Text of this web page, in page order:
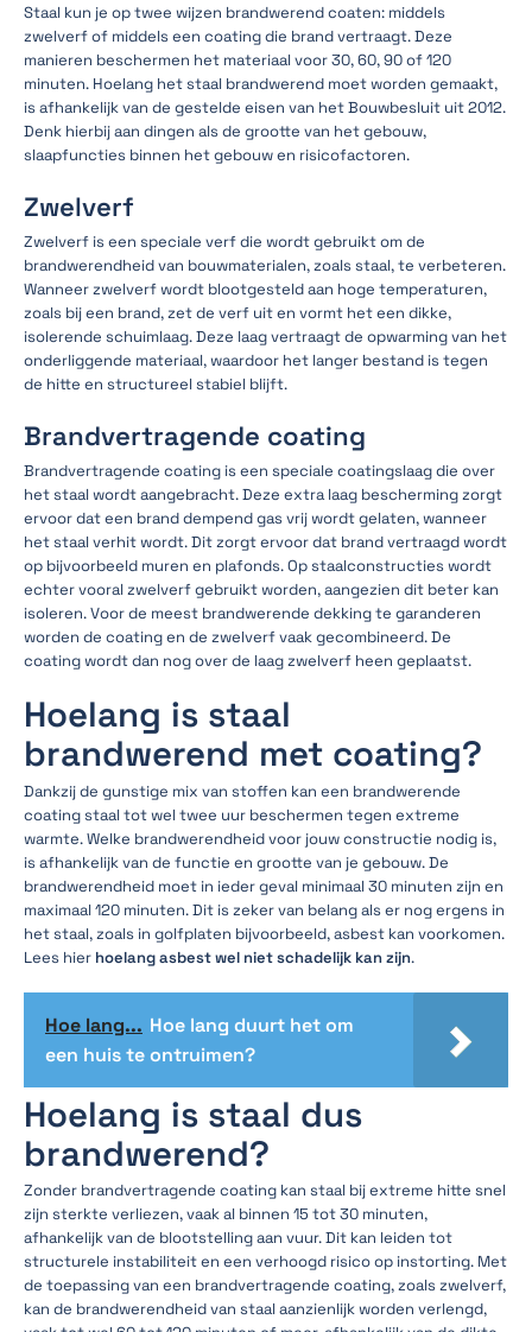
Staal kun je op twee wijzen brandwerend coaten: middels
zwelverf of middels een coating die brand vertraagt. Deze
manieren beschermen het materiaal voor 30, 60, 90 of 120
minuten. Hoelang het staal brandwerend moet worden gemaakt,
is afhankelijk van de gestelde eisen van het Bouwbesluit uit 2012.
Denk hierbij aan dingen als de grootte van het gebouw,
slaapfuncties binnen het gebouw en risicofactoren.
Zwelverf
Zwelverf is een speciale verf die wordt gebruikt om de
brandwerendheid van bouwmaterialen, zoals staal, te verbeteren.
Wanneer zwelverf wordt blootgesteld aan hoge temperaturen,
zoals bij een brand, zet de verf uit en vormt het een dikke,
isolerende schuimlaag. Deze laag vertraagt de opwarming van het
onderliggende materiaal, waardoor het langer bestand is tegen
de hitte en structureel stabiel blijft.
Brandvertragende coating
Brandvertragende coating is een speciale coatingslaag die over
het staal wordt aangebracht. Deze extra laag bescherming zorgt
ervoor dat een brand dempend gas vrij wordt gelaten, wanneer
het staal verhit wordt. Dit zorgt ervoor dat brand vertraagd wordt
op bijvoorbeeld muren en plafonds. Op staalconstructies wordt
echter vooral zwelverf gebruikt worden, aangezien dit beter kan
isoleren. Voor de meest brandwerende dekking te garanderen
worden de coating en de zwelverf vaak gecombineerd. De
coating wordt dan nog over de laag zwelverf heen geplaatst.
Hoelang is staal
brandwerend met coating?
Dankzij de gunstige mix van stoffen kan een brandwerende
coating staal tot wel twee uur beschermen tegen extreme
warmte. Welke brandwerendheid voor jouw constructie nodig is,
is afhankelijk van de functie en grootte van je gebouw. De
brandwerendheid moet in ieder geval minimaal 30 minuten zijn en
maximaal 120 minuten. Dit is zeker van belang als er nog ergens in
het staal, zoals in golfplaten bijvoorbeeld, asbest kan voorkomen.
Lees hier hoelang asbest wel niet schadelijk kan zijn.
Hoe lang... Hoe lang duurt het om
een huis te ontruimen?
Hoelang is staal dus
brandwerend?
Zonder brandvertragende coating kan staal bij extreme hitte snel
zijn sterkte verliezen, vaak al binnen 15 tot 30 minuten,
afhankelijk van de blootstelling aan vuur. Dit kan leiden tot
structurele instabiliteit en een verhoogd risico op instorting. Met
de toepassing van een brandvertragende coating, zoals zwelverf,
kan de brandwerendheid van staal aanzienlijk worden verlengd,